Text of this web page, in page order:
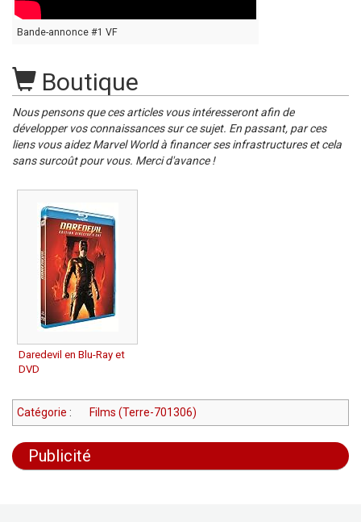
Bande-annonce #1 VF
Boutique
Nous pensons que ces articles vous intéresseront afin de
développer vos connaissances sur ce sujet. En passant, par ces
liens vous aidez Marvel World à financer ses infrastructures et cela
sans surcoût pour vous. Merci d'avance !
Daredevil en Blu-Ray et
DVD
Catégorie : Films (Terre-701306)
Publicité